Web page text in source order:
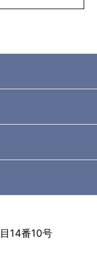
14番10号